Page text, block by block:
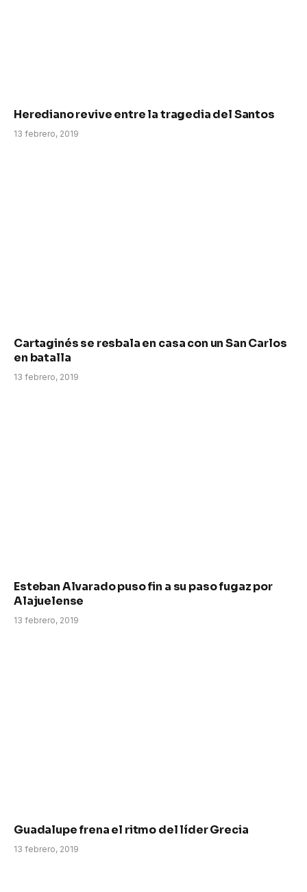
Herediano revive entre la tragedia del Santos
13 febrero, 2019
Cartaginés se resbala en casa con un San Carlos
en batalla
13 febrero, 2019
Esteban Alvarado puso fin a su paso fugaz por
Alajuelense
13 febrero, 2019
Guadalupe frena el ritmo del líder Grecia
13 febrero, 2019